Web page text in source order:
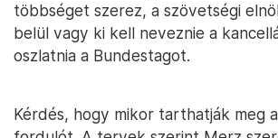
többséget szerez, a szövetségi
belül vagy ki kell neveznie a
oszlatnia a Bundestagot.
Kérdés, hogy mikor tarthatják meg